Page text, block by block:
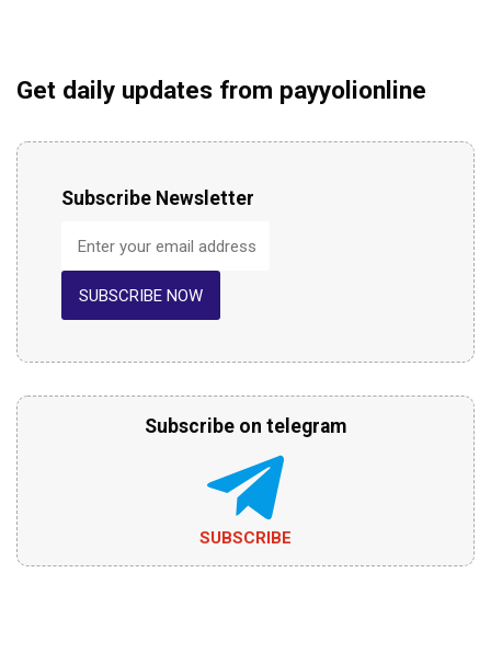
Get daily updates from payyolionline
Subscribe Newsletter
SUBSCRIBE NOW
Subscribe on telegram
SUBSCRIBE